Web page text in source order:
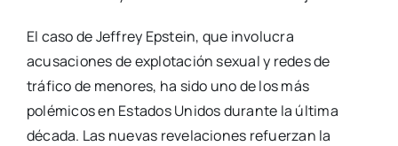
El caso de Jeffrey Epstein, que involucra
acusaciones de explotación sexual y redes de
tráfico de menores, ha sido uno de los más
polémicos en Estados Unidos durante la última
década. Las nuevas revelaciones refuerzan la